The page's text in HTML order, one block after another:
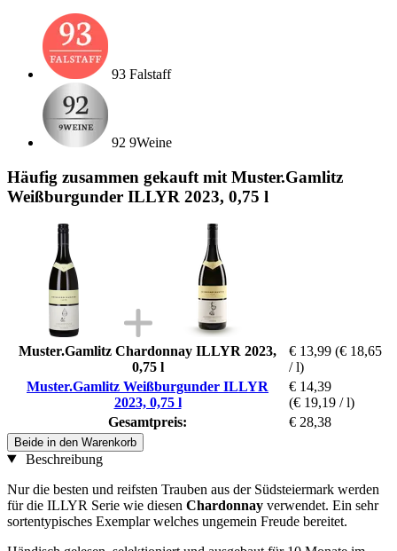
93 Falstaff
92 9Weine
Häufig zusammen gekauft mit Muster.Gamlitz
Weißburgunder ILLYR 2023, 0,75 l
Muster.Gamlitz Chardonnay ILLYR 2023,
0,75 l
€ 13,99 (€ 18,65
/ l)
Muster.Gamlitz Weißburgunder ILLYR
2023, 0,75 l
€ 14,39
(€ 19,19 / l)
Gesamtpreis:
€ 28,38
Beide in den Warenkorb
Beschreibung
Nur die besten und reifsten Trauben aus der Südsteiermark werden
für die ILLYR Serie wie diesen Chardonnay verwendet. Ein sehr
sortentypisches Exemplar welches ungemein Freude bereitet.